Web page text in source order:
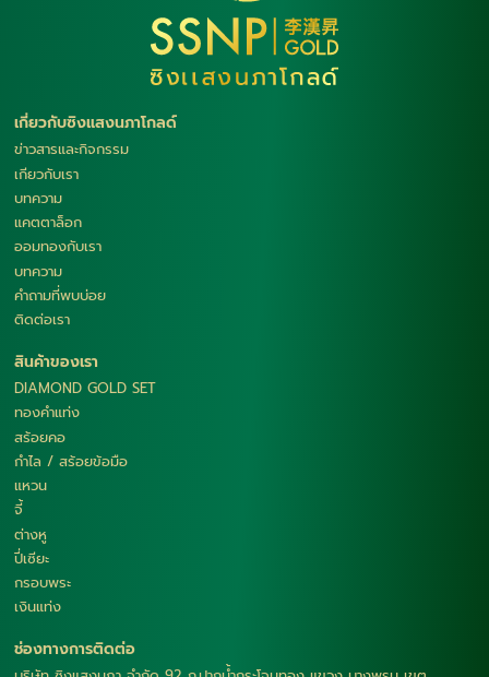
เกี่ยวกับซิงแสงนภาโกลด์
ข่าวสารและกิจกรรม
เกียวกับเรา
บทความ
แคตตาล็อก
ออมทองกับเรา
บทความ
คำถามที่พบบ่อย
ติดต่อเรา
สินค้าของเรา
DIAMOND GOLD SET
ทองคำแท่ง
สร้อยคอ
กำไล / สร้อยข้อมือ
แหวน
จี้
ต่างหู
ปี่เซียะ
กรอบพระ
เงินแท่ง
ช่องทางการติดต่อ